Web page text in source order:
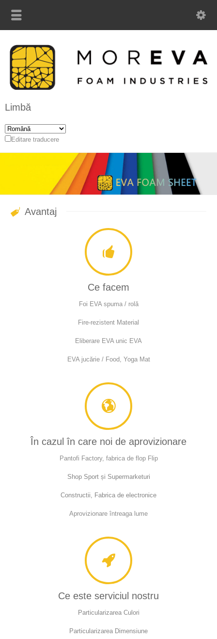
Limbă
Editare traducere
Avantaj
Ce facem
Foi EVA spuma / rolă
Fire-rezistent Material
Eliberare EVA unic EVA
EVA jucărie / Food, Yoga Mat
În cazul în care noi de aprovizionare
Pantofi Factory, fabrica de flop Flip
Shop Sport și Supermarketuri
Constructii, Fabrica de electronice
Aprovizionare întreaga lume
Ce este serviciul nostru
Particularizarea Culori
Particularizarea Dimensiune